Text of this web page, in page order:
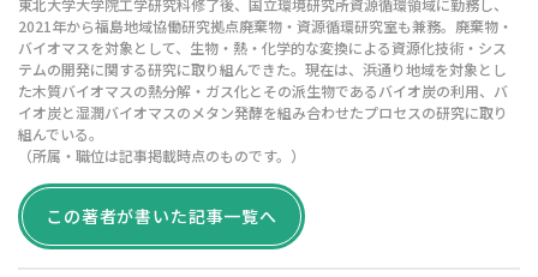
東北大学大学院工学研究科修了後、国立環境研究所資源循環領域に勤務し、
2021年から福島地域協働研究拠点廃棄物・資源循環研究室も兼務。廃棄物・
バイオマスを対象として、生物・熱・化学的な変換による資源化技術・シス
テムの開発に関する研究に取り組んできた。現在は、浜通り地域を対象とし
た木質バイオマスの熱分解・ガス化とその派生物であるバイオ炭の利用、バ
イオ炭と湿潤バイオマスのメタン発酵を組み合わせたプロセスの研究に取り
組んでいる。
（所属・職位は記事掲載時点のものです。）
この著者が書いた記事一覧へ